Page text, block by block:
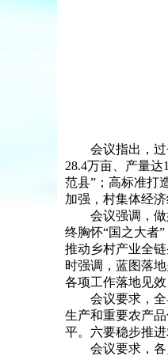
会议指出，过去
28.4万亩、产量
范县”；高标准打
加强，村集体经济
会议强调，做好
终胸怀“国之大者
推动乡村产业全
时强调，蓝图落
各项工作落地见
会议要求，全县
生产和重要农产
平。六要稳步推进
会议要求，各乡